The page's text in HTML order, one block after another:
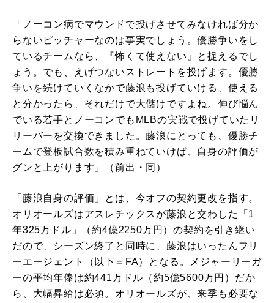
「ノーコン病でマウンドで投げさせてみなければ分か
らないピッチャーなのは事実でしょう。優勝争いをし
ているチームなら、『怖くて使えない』と捉えるでし
ょう。でも、えげつないストレートを投げます。優勝
争いを続けていくなかで藤浪も投げていける、使える
と分かったら、それだけで大儲けですよね。伸び悩ん
でいる若手とノーコンでもMLBの実戦で投げていたリ
リーバーを交換できました。藤浪にとっても、優勝チ
ームで登板試合数を積み重ねていけば、自身の評価が
グンと上がります」（前出・同）
「藤浪自身の評価」とは、今オフの契約更改を指す。
オリオールズはアスレチックスが藤浪と交わした「1
年325万ドル」（約4億2250万円）の契約を引き継い
だので、シーズン終了と同時に、藤浪はいったんフリ
ーエージェント（以下＝FA）となる。メジャーリーガ
ーの平均年俸は約441万ドル（約5億5600万円）だか
ら、大幅昇給は必須。オリオールズが、来季も必要な